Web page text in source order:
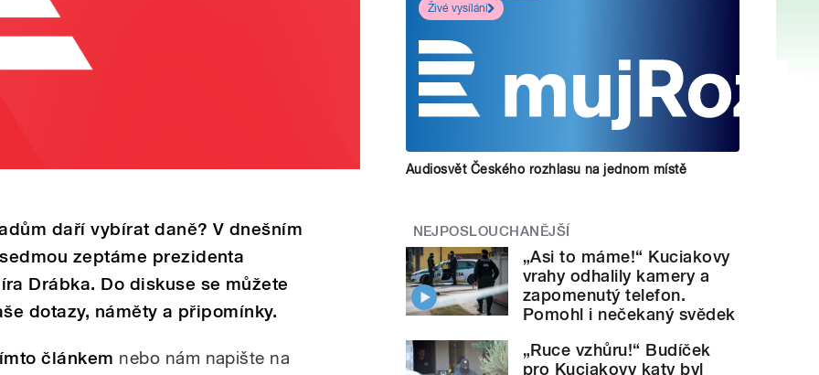
daří vybírat daně? V dnešním
zeptáme prezidenta
Drábka. Do diskuse se můžete
dotazy, náměty a připomínky.
článkem nebo nám napište na
Živé vysílání
Audiosvět Českého rozhlasu na jednom místě
NEJPOSLOUCHANĚJŠÍ
„Asi to máme!“ Kuciakovy
vrahy odhalily kamery a
zapomenutý telefon.
Pomohl i nečekaný svědek
„Ruce vzhůru!“ Budíček
pro Kuciakovy katy byl